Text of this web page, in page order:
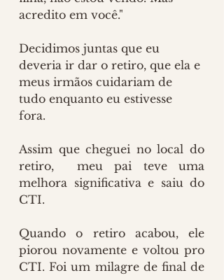
acredito em você."
Decidimos juntas que eu
deveria ir dar o retiro, que ela e
meus irmãos cuidariam de
tudo enquanto eu estivesse
fora.
Assim que cheguei no local do
retiro,  meu pai teve uma
melhora significativa e saiu do
CTI.
Quando o retiro acabou, ele
piorou novamente e voltou pro
CTI. Foi um milagre de final de